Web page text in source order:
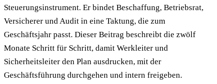
Steuerungsinstrument. Er bindet Beschaffung, Betriebsrat,
Versicherer und Audit in eine Taktung, die zum
Geschäftsjahr passt. Dieser Beitrag beschreibt die zwölf
Monate Schritt für Schritt, damit Werkleiter und
Sicherheitsleiter den Plan ausdrucken, mit der
Geschäftsführung durchgehen und intern freigeben.